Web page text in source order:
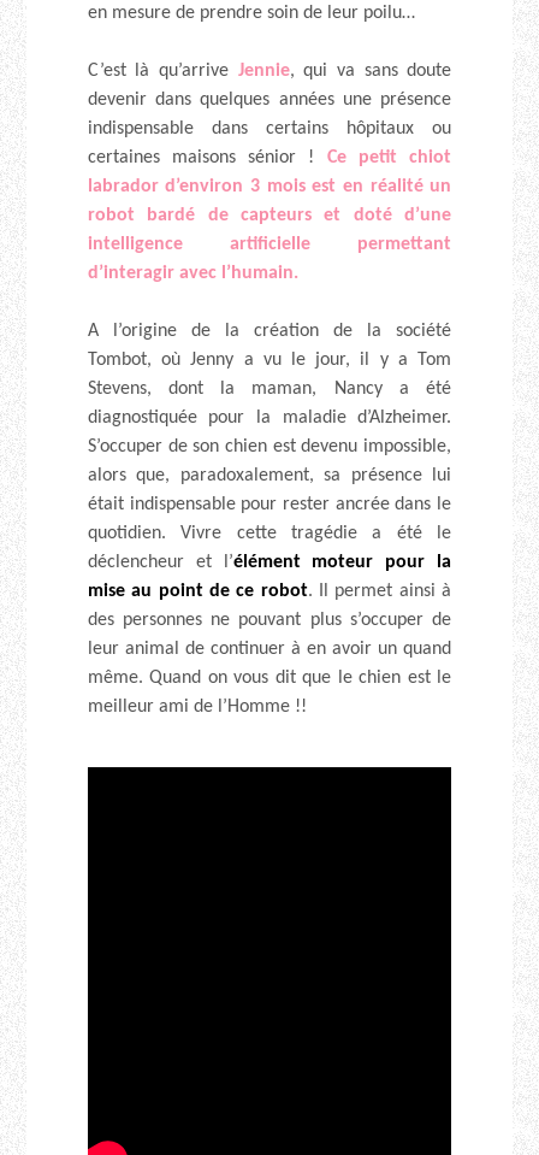
en mesure de prendre soin de leur poilu…
C’est là qu’arrive Jennie, qui va sans doute
devenir dans quelques années une présence
indispensable dans certains hôpitaux ou
certaines maisons sénior ! Ce petit chiot
labrador d’environ 3 mois est en réalité un
robot bardé de capteurs et doté d’une
intelligence artificielle permettant
d’interagir avec l’humain.
A l’origine de la création de la société
Tombot, où Jenny a vu le jour, il y a Tom
Stevens, dont la maman, Nancy a été
diagnostiquée pour la maladie d’Alzheimer.
S’occuper de son chien est devenu impossible,
alors que, paradoxalement, sa présence lui
était indispensable pour rester ancrée dans le
quotidien. Vivre cette tragédie a été le
déclencheur et l’élément moteur pour la
mise au point de ce robot. Il permet ainsi à
des personnes ne pouvant plus s’occuper de
leur animal de continuer à en avoir un quand
même. Quand on vous dit que le chien est le
meilleur ami de l’Homme !!